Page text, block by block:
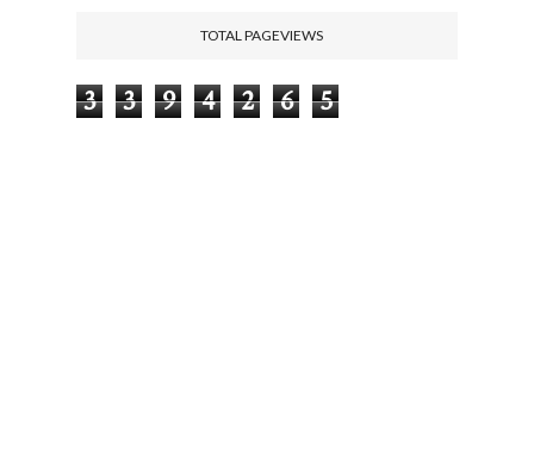
TOTAL PAGEVIEWS
3 3 9 4 2 6 5